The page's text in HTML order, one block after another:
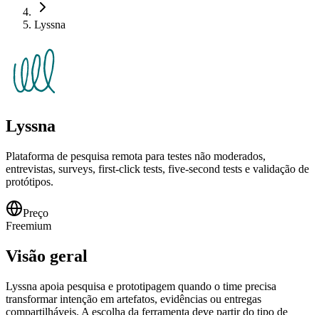
Lyssna
Lyssna
Plataforma de pesquisa remota para testes não moderados,
entrevistas, surveys, first-click tests, five-second tests e validação de
protótipos.
Preço
Freemium
Visão geral
Lyssna apoia pesquisa e prototipagem quando o time precisa
transformar intenção em artefatos, evidências ou entregas
compartilháveis. A escolha da ferramenta deve partir do tipo de